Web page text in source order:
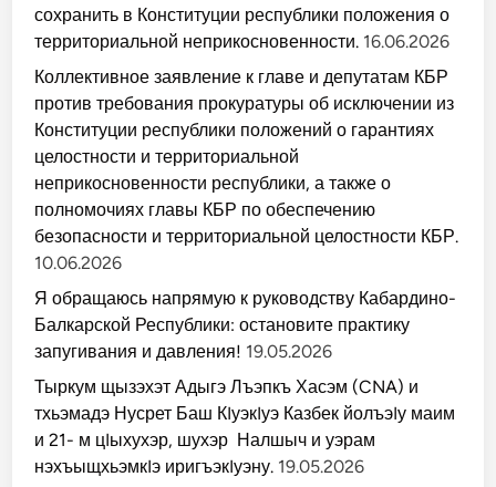
сохранить в Конституции республики положения о
территориальной неприкосновенности. 16.06.2026
Коллективное заявление к главе и депутатам КБР
против требования прокуратуры об исключении из
Конституции республики положений о гарантиях
целостности и территориальной
неприкосновенности республики, а также о
полномочиях главы КБР по обеспечению
безопасности и территориальной целостности КБР.
10.06.2026
Я обращаюсь напрямую к руководству Кабардино-
Балкарской Республики: остановите практику
запугивания и давления! 19.05.2026
Тыркум щызэхэт Адыгэ Лъэпкъ Хасэм (CNA) и
тхьэмадэ Нусрет Баш КIуэкIуэ Казбек йолъэIу маим
и 21- м цIыхухэр, шухэр Налшыч и уэрам
нэхъыщхьэмкIэ иригъэкIуэну. 19.05.2026